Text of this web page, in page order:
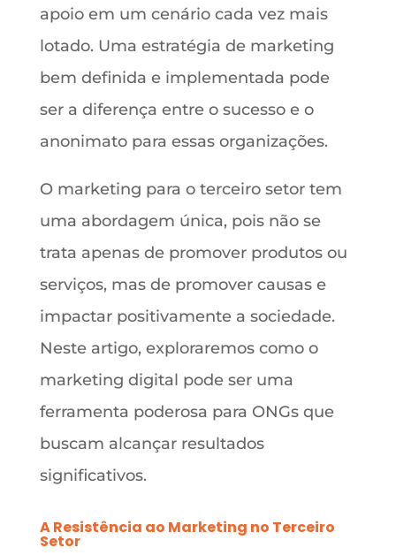
apoio em um cenário cada vez mais
lotado. Uma estratégia de marketing
bem definida e implementada pode
ser a diferença entre o sucesso e o
anonimato para essas organizações.
O marketing para o terceiro setor tem
uma abordagem única, pois não se
trata apenas de promover produtos ou
serviços, mas de promover causas e
impactar positivamente a sociedade.
Neste artigo, exploraremos como o
marketing digital pode ser uma
ferramenta poderosa para ONGs que
buscam alcançar resultados
significativos.
A Resistência ao Marketing no Terceiro
Setor